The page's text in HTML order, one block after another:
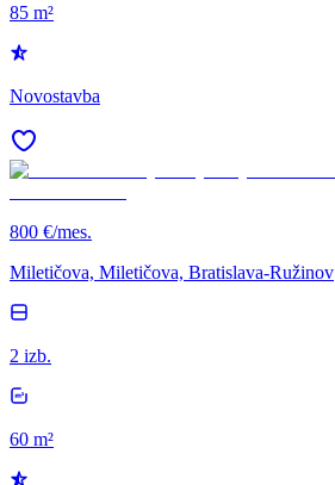
85 m²
Novostavba
800 €/mes.
Miletičova, Miletičova, Bratislava-Ružinov
2 izb.
60 m²